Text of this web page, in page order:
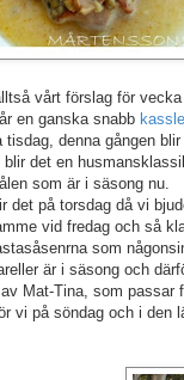
vårt förslag för vecka
en ganska snabb
tisdag, denna gången
blir det en
som är i säsong nu.
det på torsdag då vi
vid fredag och så
som
är i säsong och
Mat-Tina, som passar
vi på söndag och i den